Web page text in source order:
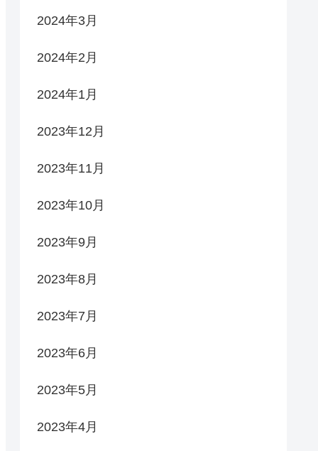
2024年3月
2024年2月
2024年1月
2023年12月
2023年11月
2023年10月
2023年9月
2023年8月
2023年7月
2023年6月
2023年5月
2023年4月